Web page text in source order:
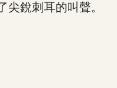
銳刺耳的叫聲。